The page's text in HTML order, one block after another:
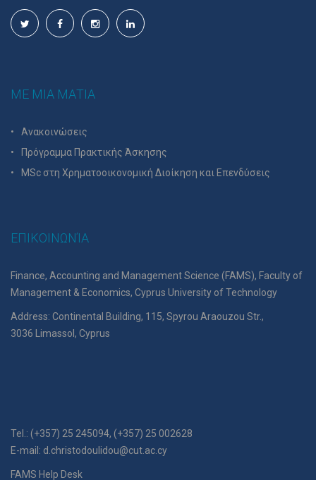
ΜΕ ΜΙΑ ΜΑΤΙΑ
Ανακοινώσεις
Πρόγραμμα Πρακτικής Άσκησης
MSc στη Χρηματοοικονομική Διοίκηση και Επενδύσεις
ΕΠΙΚΟΙΝΩΝΊΑ
Finance, Accounting and Management Science (FAMS), Faculty of
Management & Economics, Cyprus University of Technology
Address: Continental Building, 115, Spyrou Araouzou Str.,
3036 Limassol, Cyprus
Tel.: (+357) 25 245094, (+357) 25 002628
E-mail: d.christodoulidou@cut.ac.cy
FAMS Help Desk